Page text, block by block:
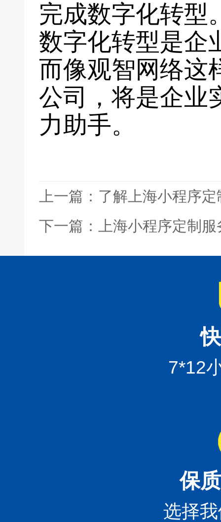
完成数字化转型
数字化转型是企
而像观智网络这
公司，将是企业
力助手。
上一篇：了解上海小程序
下一篇：上海小程序定制
7*12
保
选择